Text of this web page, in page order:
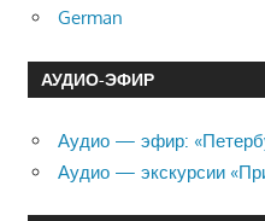
German
АУДИО-ЭФИР
Аудио — эфир:
Аудио — экскурсии